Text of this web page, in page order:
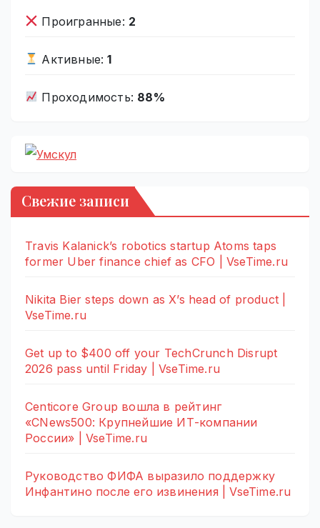
Проигранные: 2
Активные:1
Проходимость: 88%
Свежие записи
Travis Kalanick’s robotics startup Atoms taps
former Uber finance chief as CFO | VseTime.ru
Nikita Bier steps down as X’s head of product |
VseTime.ru
Get up to $400 off your TechCrunch Disrupt
2026 pass until Friday | VseTime.ru
Centicore Group вошла в рейтинг
«CNews500: Крупнейшие ИТ-компании
России» | VseTime.ru
Руководство ФИФА выразило поддержку
Инфантино после его извинения | VseTime.ru